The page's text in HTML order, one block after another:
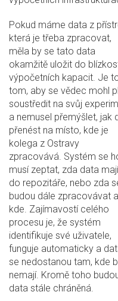
Pokud máme data z
která je třeba zpracovat,
měla by se tato data
okamžitě uložit do
výpočetních kapacit. Je
tom, aby se vědec mohl
soustředit na svůj
a nemusel přemýšlet, jak
přenést na místo, kde je
kolega z Ostravy
zpracovává. Systém se
musí zeptat, zda data
do repozitáře, nebo zda
budou dále zpracovávat a
kde. Zajímavostí celého
procesu je, že systém
identifikuje své uživatele,
funguje automaticky a
se nedostanou tam, kde
nemají. Kromě toho
data stále chráněná.